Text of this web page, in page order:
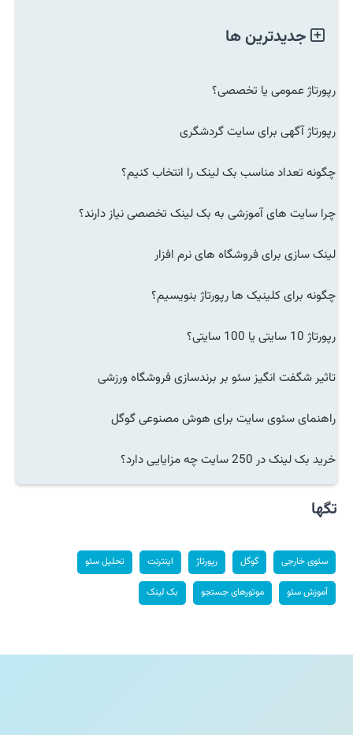
جدیدترین ها
رپورتاژ عمومی یا تخصصی؟
رپورتاژ آگهی برای سایت گردشگری
چگونه تعداد مناسب بک لینک را انتخاب کنیم؟
چرا سایت های آموزشی به بک لینک تخصصی نیاز دارند؟
لینک سازی برای فروشگاه های نرم افزار
چگونه برای کلینیک ها رپورتاژ بنویسیم؟
رپورتاژ 10 سایتی یا 100 سایتی؟
تاثیر شگفت انگیز سئو بر برندسازی فروشگاه ورزشی
راهنمای سئوی سایت برای هوش مصنوعی گوگل
خرید بک لینک در 250 سایت چه مزایایی دارد؟
تگها
سئوی خارجی گوگل رپورتاژ اینترنت تحلیل سئو
آموزش سئو موتورهای جستجو بک لینک